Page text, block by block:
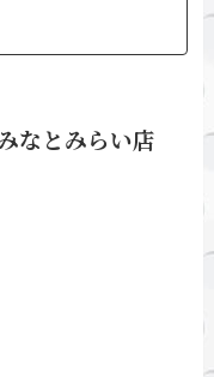
なとみらい店